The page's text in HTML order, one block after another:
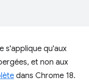
s'applique qu'aux
et non aux
dans Chrome 18.